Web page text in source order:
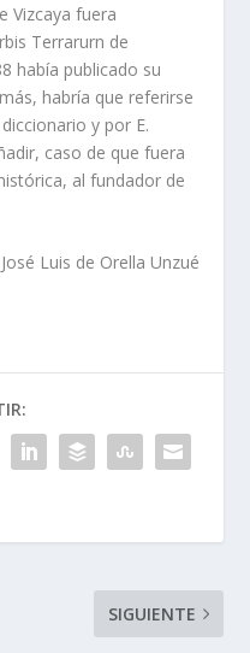
Vizcaya fuera
Terrarurn de
habí­a publicado su
habrí­a que referirse
y por E.
caso de que fuera
al fundador de
José Luis de Orella Unzué
SIGUIENTE